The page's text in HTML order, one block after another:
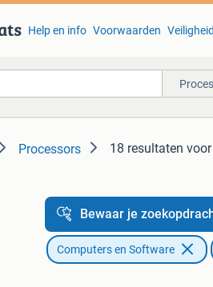
Help en info Voorwaarden
Processors 18 resultaten
Bewaar je
Computers en Software